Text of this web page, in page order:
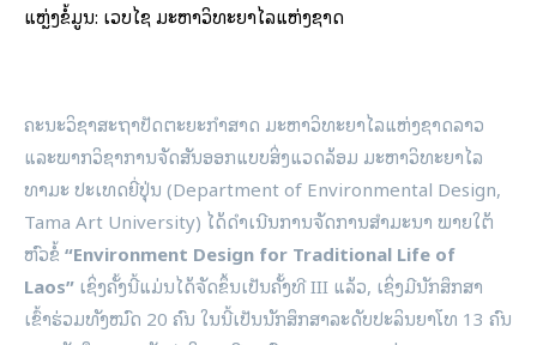
ແຫຼ່ງຂໍ້ມູນ: ເວບໄຊ ມະຫາວິທະຍາໄລແຫ່ງຊາດ
ຄະນະວິຊາສະຖາປັດຕະຍະກໍາສາດ ມະຫາວິທະຍາໄລແຫ່ງຊາດລາວ
ແລະພາກວິຊາການຈັດສັນອອກແບບສິ່ງແວດລ້ອມ ມະຫາວິທະຍາໄລ
ທາມະ ປະເທດຍີ່ປຸ່ນ (Department of Environmental Design,
Tama Art University) ໄດ້ດໍາເນີນການຈັດການສຳມະນາ ພາຍໃຕ້
ຫົວຂໍ້ “Environment Design for Traditional Life of
Laos” ເຊິ່ງຄັ້ງນີ້ແມ່ນໄດ້ຈັດຂຶ້ນເປັນຄັ້ງທີ III ແລ້ວ, ເຊິ່ງມີນັກສຶກສາ
ເຂົ້າຮ່ວມທັງໝົດ 20 ຄົນ ໃນນີ້ເປັນນັກສຶກສາລະດັບປະລິນຍາໂທ 13 ຄົນ